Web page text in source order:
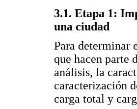
3.1. Etapa 1:
una ciudad
Para determinar
que hacen parte
análisis, la
caracterización
carga total y